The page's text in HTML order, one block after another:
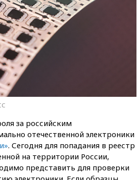
за российским
отечественной электроники
. Сегодня для попадания в реестр
на территории России,
представить для проверки